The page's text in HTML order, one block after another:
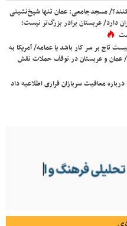
مسجدجامعی: عمان تنها شیخ‌نشینی
دارد/ عربستان برادر بزرگ‌تر نیست؛
تاج بر سر کار باشد یا عمامه/ آمریکا به
عمان و عربستان در توقف حملات نقش
معافیت سربازان فراری اطلاعیه داد